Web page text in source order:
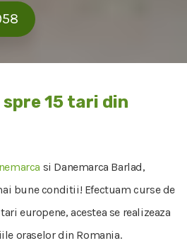
15 tari din
si Danemarca Barlad,
bune conditii! Efectuam curse de
europene, acestea se realizeaza
oraselor din Romania.